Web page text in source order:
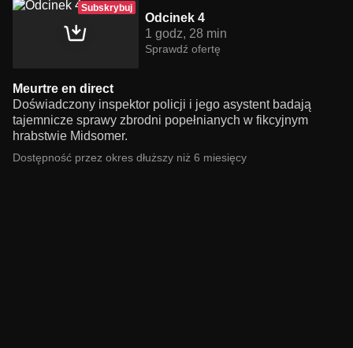
Subskrybuj
Odcinek 4
1 godz, 28 min
Sprawdź ofertę
Meurtre en direct
Doświadczony inspektor policji i jego asystent badają
tajemnicze sprawy zbrodni popełnianych w fikcyjnym
hrabstwie Midsomer.
Dostępność przez okres dłuższy niż 6 miesięcy